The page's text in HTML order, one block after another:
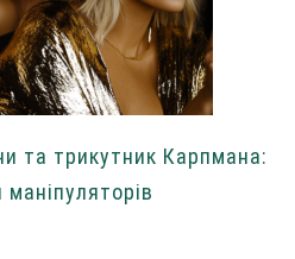
та трикутник Карпмана:
маніпуляторів